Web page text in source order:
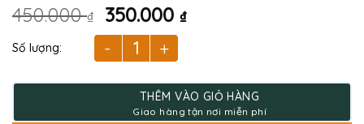
450.000₫
Giá
gốc
là:
350.000₫Giá
350.000 ₫.
Bó Hoa Đồng Tiền Mix Hai Màu số lượng
THÊM VÀO GIỎ HÀNG